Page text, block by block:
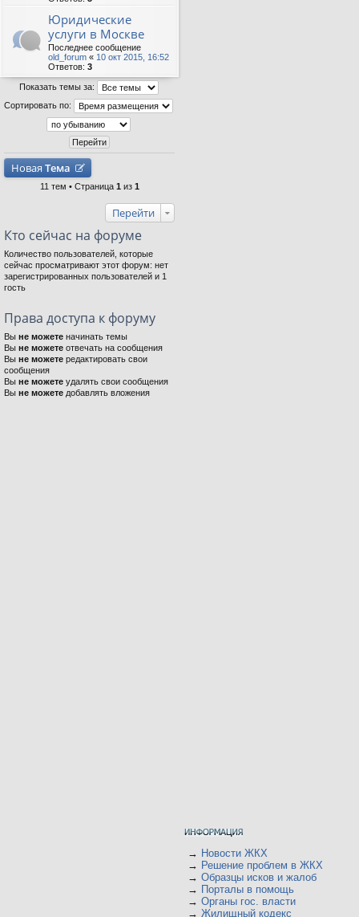
Юридические
услуги в Москве
Последнее сообщение
old_forum « 10 окт 2015, 16:52
Ответов: 3
Показать темы за:
Сортировать по:
Новая Тема
11 тем • Страница 1 из 1
Перейти
Кто сейчас на форуме
Количество пользователей, которые
сейчас просматривают этот форум: нет
зарегистрированных пользователей и 1
гость
Права доступа к форуму
Вы не можете начинать темы
Вы не можете отвечать на сообщения
Вы не можете редактировать свои
сообщения
Вы не можете удалять свои сообщения
Вы не можете добавлять вложения
→ Новости ЖКХ
→ Решение проблем в ЖКХ
→ Образцы исков и жалоб
→ Порталы в помощь
→ Органы гос. власти
→ Жилищный кодекс